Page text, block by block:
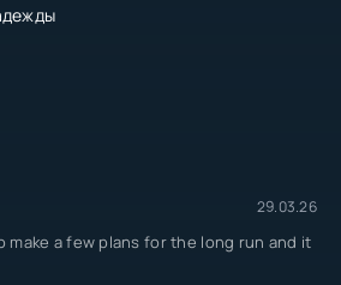
29.03.26
make a few plans for the long run and it